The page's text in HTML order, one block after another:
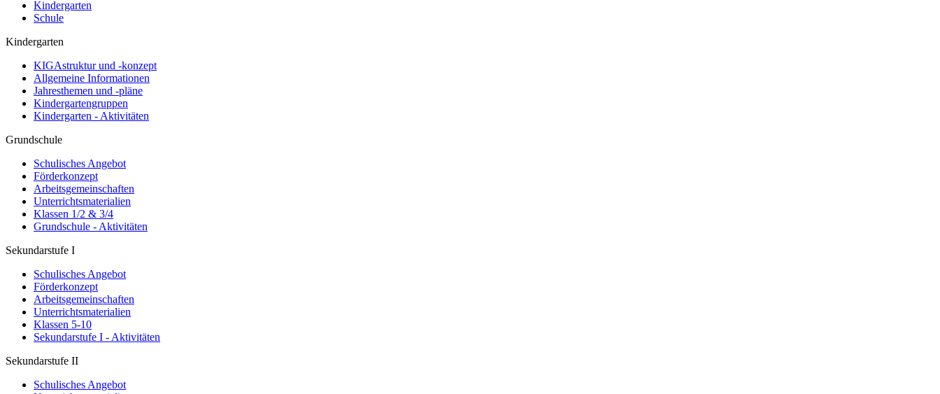
Kindergarten
Schule
Kindergarten
KIGAstruktur und -konzept
Allgemeine Informationen
Jahresthemen und -pläne
Kindergartengruppen
Kindergarten - Aktivitäten
Grundschule
Schulisches Angebot
Förderkonzept
Arbeitsgemeinschaften
Unterrichtsmaterialien
Klassen 1/2 & 3/4
Grundschule - Aktivitäten
Sekundarstufe I
Schulisches Angebot
Förderkonzept
Arbeitsgemeinschaften
Unterrichtsmaterialien
Klassen 5-10
Sekundarstufe I - Aktivitäten
Sekundarstufe II
Schulisches Angebot